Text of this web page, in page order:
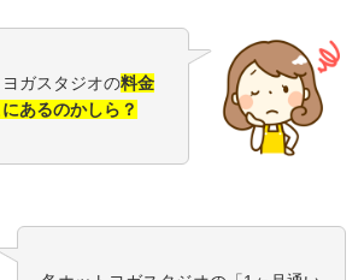
ガスタジオの料金
あるのかしら？